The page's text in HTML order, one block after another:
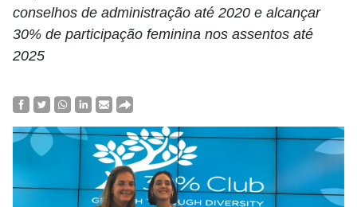
conselhos de administração até 2020 e alcançar
30% de participação feminina nos assentos até
2025